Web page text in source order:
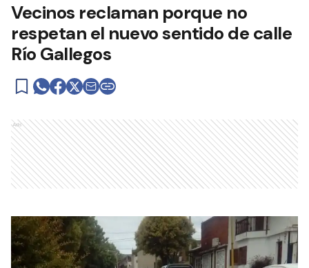
Vecinos reclaman porque no
respetan el nuevo sentido de calle
Río Gallegos
Ads